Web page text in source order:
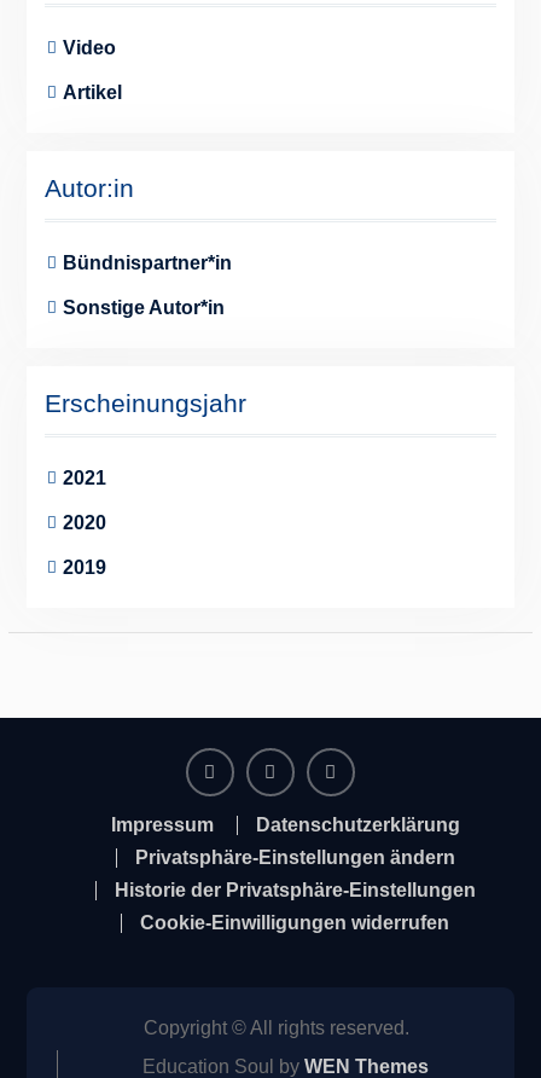
Video
Artikel
Autor:in
Bündnispartner*in
Sonstige Autor*in
Erscheinungsjahr
2021
2020
2019
Impressum
Datenschutzerklärung
Privatsphäre-Einstellungen ändern
Historie der Privatsphäre-Einstellungen
Cookie-Einwilligungen widerrufen
Copyright © All rights reserved.
Education Soul byWEN Themes